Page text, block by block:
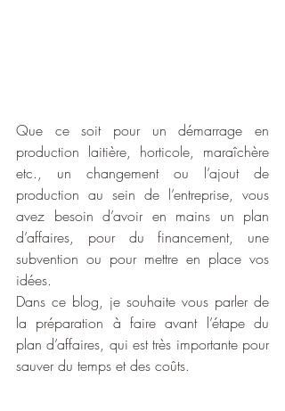
Que ce soit pour un démarrage en
production laitière, horticole, maraîchère
etc., un changement ou l’ajout de
production au sein de l’entreprise, vous
avez besoin d’avoir en mains un plan
d’affaires, pour du financement, une
subvention ou pour mettre en place vos
idées.
Dans ce blog, je souhaite vous parler de
la préparation à faire avant l’étape du
plan d’affaires, qui est très importante pour
sauver du temps et des coûts.